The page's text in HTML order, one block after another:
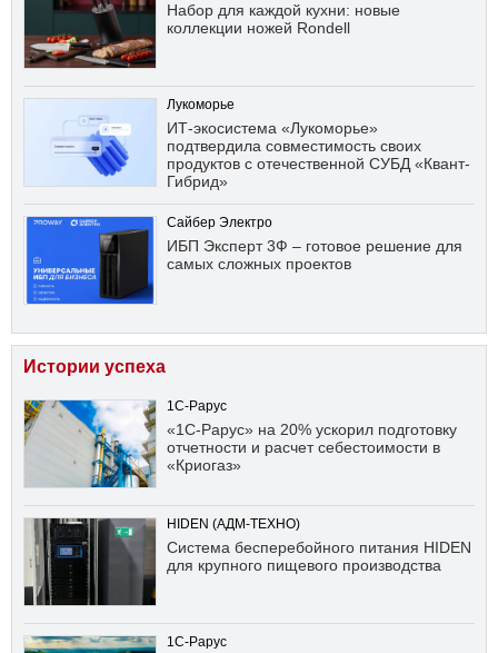
Набор для каждой кухни: новые
коллекции ножей Rondell
Лукоморье
ИТ-экосистема «Лукоморье»
подтвердила совместимость своих
продуктов с отечественной СУБД «Квант-
Гибрид»
Сайбер Электро
ИБП Эксперт 3Ф – готовое решение для
самых сложных проектов
Истории успеха
1С-Рарус
«1С-Рарус» на 20% ускорил подготовку
отчетности и расчет себестоимости в
«Криогаз»
HIDEN (АДМ-ТЕХНО)
Система бесперебойного питания HIDEN
для крупного пищевого производства
1С-Рарус